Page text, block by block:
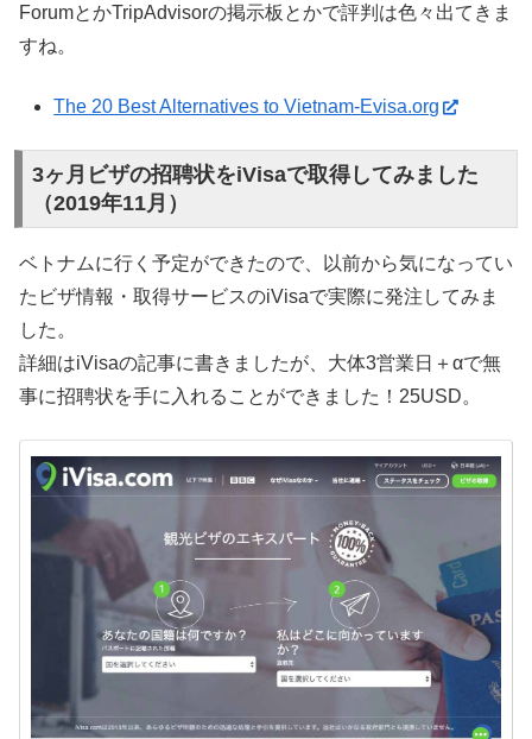
ForumとかTripAdvisorの掲示板とかで評判は色々出てきま
すね。
The 20 Best Alternatives to Vietnam-Evisa.org
3ヶ月ビザの招聘状をiVisaで取得してみました
（2019年11月）
ベトナムに行く予定ができたので、以前から気になってい
たビザ情報・取得サービスのiVisaで実際に発注してみま
した。
詳細はiVisaの記事に書きましたが、大体3営業日＋αで無
事に招聘状を手に入れることができました！25USD。